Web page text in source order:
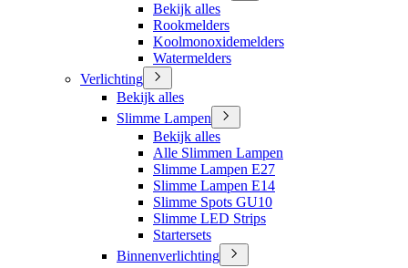
Bekijk alles
Rookmelders
Koolmonoxidemelders
Watermelders
Verlichting
Bekijk alles
Slimme Lampen
Bekijk alles
Alle Slimmen Lampen
Slimme Lampen E27
Slimme Lampen E14
Slimme Spots GU10
Slimme LED Strips
Startersets
Binnenverlichting